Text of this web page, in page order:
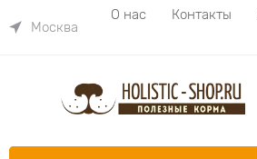
Москва
О нас Контакты